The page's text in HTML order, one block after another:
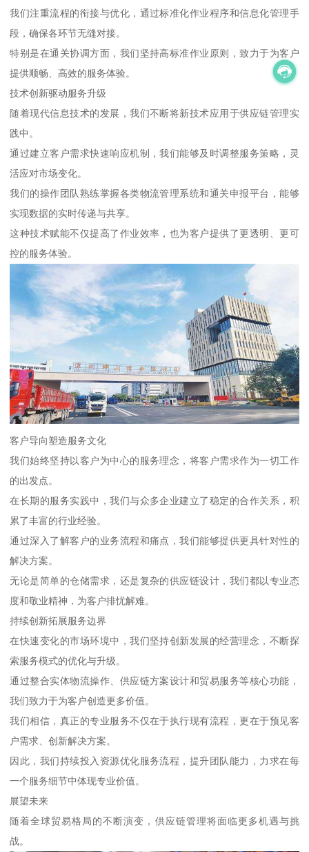
我们注重流程的衔接与优化，通过标准化作业程序和信息化管理手
段，确保各环节无缝对接。
特别是在通关协调方面，我们坚持高标准作业原则，致力于为客户
提供顺畅、高效的服务体验。
技术创新驱动服务升级
随着现代信息技术的发展，我们不断将新技术应用于供应链管理实
践中。
通过建立客户需求快速响应机制，我们能够及时调整服务策略，灵
活应对市场变化。
我们的操作团队熟练掌握各类物流管理系统和通关申报平台，能够
实现数据的实时传递与共享。
这种技术赋能不仅提高了作业效率，也为客户提供了更透明、更可
控的服务体验。
客户导向塑造服务文化
我们始终坚持以客户为中心的服务理念，将客户需求作为一切工作
的出发点。
在长期的服务实践中，我们与众多企业建立了稳定的合作关系，积
累了丰富的行业经验。
通过深入了解客户的业务流程和痛点，我们能够提供更具针对性的
解决方案。
无论是简单的仓储需求，还是复杂的供应链设计，我们都以专业态
度和敬业精神，为客户排忧解难。
持续创新拓展服务边界
在快速变化的市场环境中，我们坚持创新发展的经营理念，不断探
索服务模式的优化与升级。
通过整合实体物流操作、供应链方案设计和贸易服务等核心功能，
我们致力于为客户创造更多价值。
我们相信，真正的专业服务不仅在于执行现有流程，更在于预见客
户需求、创新解决方案。
因此，我们持续投入资源优化服务流程，提升团队能力，力求在每
一个服务细节中体现专业价值。
展望未来
随着全球贸易格局的不断演变，供应链管理将面临更多机遇与挑
战。